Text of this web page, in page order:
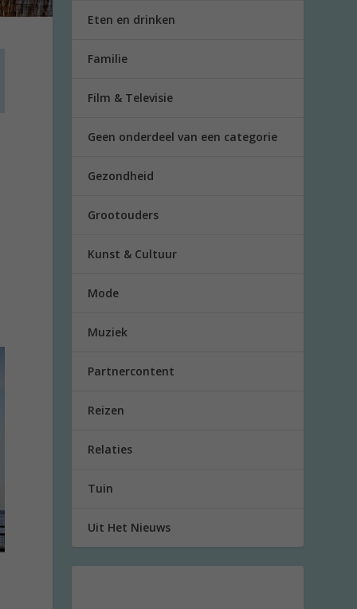
Eten en drinken
Familie
Film & Televisie
Geen onderdeel van een categorie
Gezondheid
Grootouders
Kunst & Cultuur
Mode
Muziek
Partnercontent
Reizen
Relaties
Tuin
Uit Het Nieuws